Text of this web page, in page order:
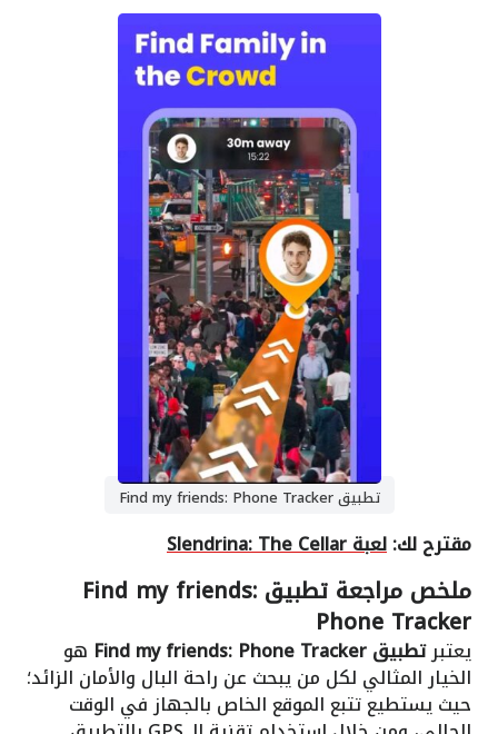
تطبيق Find my friends: Phone Tracker
مقترح لك:لعبة Slendrina: The Cellar
ملخص مراجعة تطبيق Find my friends:
Phone Tracker
يعتبرتطبيق Find my friends: Phone Tracker هو
الخيار المثالي لكل من يبحث عن راحة البال والأمان الزائد؛
حيث يستطيع تتبع الموقع الخاص بالجهاز في الوقت